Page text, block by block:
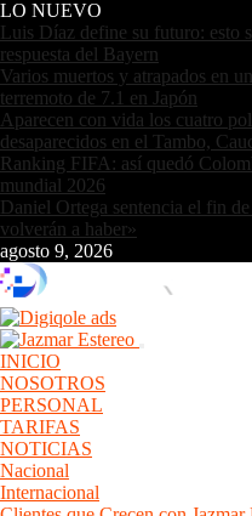
LO NUEVO
Luis Díaz define su futuro: esto
respuesta del Bayern
Varios muertos y atrapados en
terremoto de 7.1 en Japón
Aparecen con vida los cuatro
desaparecidos en el Tambo,
Ranking FIFA: así quedó
mundial 2026
Daniel Ortega sentencia el fin
volverán a haber»
agosto 9, 2026
INICIO
NOSOTROS
PERSONAL
TARIFAS
NOTICIAS
Nacional
Internacional